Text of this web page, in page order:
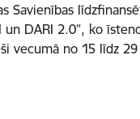
Savienības
un DARI 2.0”, ko
vecumā no 15 līdz